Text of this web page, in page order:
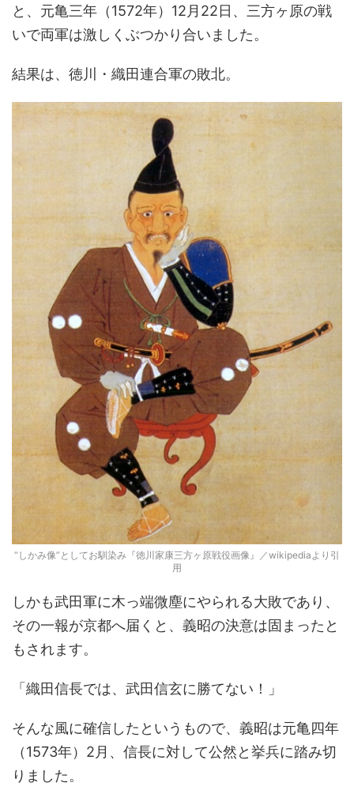
と、元亀三年（1572年）12月22日、三方ヶ原の戦
いで両軍は激しくぶつかり合いました。
結果は、徳川・織田連合軍の敗北。
“しかみ像”としてお馴染み『徳川家康三方ヶ原戦役画像』／wikipediaより引
用
しかも武田軍に木っ端微塵にやられる大敗であり、
その一報が京都へ届くと、義昭の決意は固まったと
もされます。
「織田信長では、武田信玄に勝てない！」
そんな風に確信したというもので、義昭は元亀四年
（1573年）2月、信長に対して公然と挙兵に踏み切
りました。